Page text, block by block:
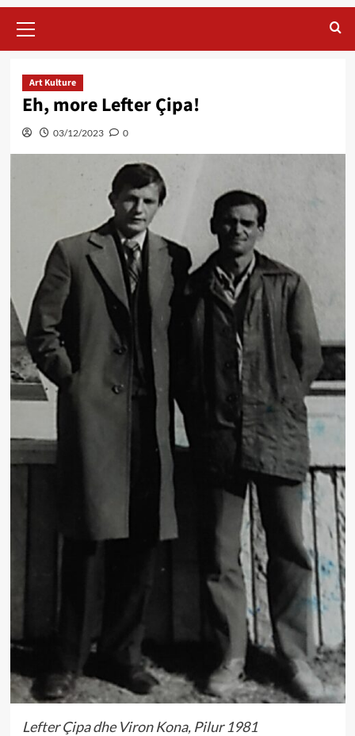
Menu
Art Kulture
Eh, more Lefter Çipa!
03/12/2023 0
Lefter Çipa dhe Viron Kona, Pilur 1981